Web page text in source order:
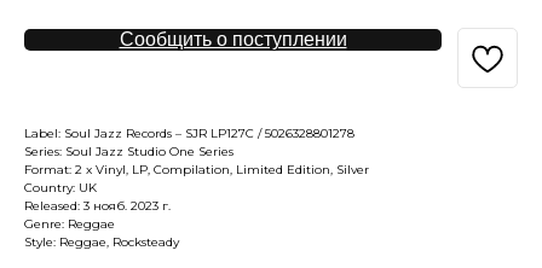
Сообщить о поступлении
Label: Soul Jazz Records – SJR LP127C / 5026328801278
Series: Soul Jazz Studio One Series
Format: 2 x Vinyl, LP, Compilation, Limited Edition, Silver
Country: UK
Released: 3 нояб. 2023 г.
Genre: Reggae
Style: Reggae, Rocksteady